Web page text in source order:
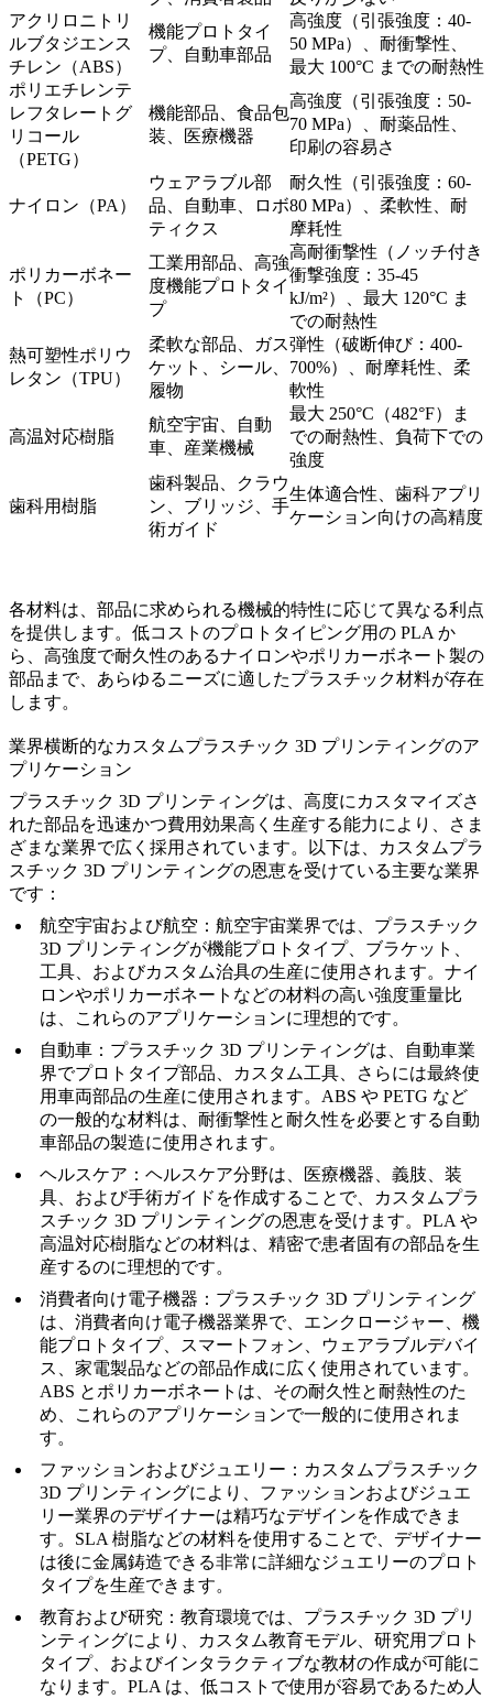
アクリロニトリ
ルブタジエンス
チレン（ABS）
機能プロトタイ
プ、自動車部品
高強度（引張強度：40-
50 MPa）、耐衝撃性、
最大 100°C までの耐熱性
ポリエチレンテ
レフタレートグ
リコール
（PETG）
機能部品、食品包
装、医療機器
高強度（引張強度：50-
70 MPa）、耐薬品性、
印刷の容易さ
ナイロン（PA）
ウェアラブル部
品、自動車、ロボ
ティクス
耐久性（引張強度：60-
80 MPa）、柔軟性、耐
摩耗性
ポリカーボネー
ト（PC）
工業用部品、高強
度機能プロトタイ
プ
高耐衝撃性（ノッチ付き
衝撃強度：35-45
kJ/m²）、最大 120°C ま
での耐熱性
熱可塑性ポリウ
レタン（TPU）
柔軟な部品、ガス
ケット、シール、
履物
弾性（破断伸び：400-
700%）、耐摩耗性、柔
軟性
高温対応樹脂
航空宇宙、自動
車、産業機械
最大 250°C（482°F）ま
での耐熱性、負荷下での
強度
歯科用樹脂
歯科製品、クラウ
ン、ブリッジ、手
術ガイド
生体適合性、歯科アプリ
ケーション向けの高精度
各材料は、部品に求められる機械的特性に応じて異なる利点
を提供します。低コストのプロトタイピング用の PLA か
ら、高強度で耐久性のあるナイロンやポリカーボネート製の
部品まで、あらゆるニーズに適したプラスチック材料が存在
します。
業界横断的なカスタムプラスチック 3D プリンティングのア
プリケーション
プラスチック 3D プリンティングは、高度にカスタマイズさ
れた部品を迅速かつ費用効果高く生産する能力により、さま
ざまな業界で広く採用されています。以下は、カスタムプラ
スチック 3D プリンティングの恩恵を受けている主要な業界
です：
航空宇宙および航空 ：航空宇宙業界では、プラスチック
3D プリンティングが機能プロトタイプ、ブラケット、
工具、およびカスタム治具の生産に使用されます。ナイ
ロンやポリカーボネートなどの材料の高い強度重量比
は、これらのアプリケーションに理想的です。
自動車 ：プラスチック 3D プリンティングは、自動車業
界でプロトタイプ部品、カスタム工具、さらには最終使
用車両部品の生産に使用されます。ABS や PETG など
の一般的な材料は、耐衝撃性と耐久性を必要とする自動
車部品の製造に使用されます。
ヘルスケア ：ヘルスケア分野は、医療機器、義肢、装
具、および手術ガイドを作成することで、カスタムプラ
スチック 3D プリンティングの恩恵を受けます。PLA や
高温対応樹脂などの材料は、精密で患者固有の部品を生
産するのに理想的です。
消費者向け電子機器 ：プラスチック 3D プリンティング
は、消費者向け電子機器業界で、エンクロージャー、機
能プロトタイプ、スマートフォン、ウェアラブルデバイ
ス、家電製品などの部品作成に広く使用されています。
ABS とポリカーボネートは、その耐久性と耐熱性のた
め、これらのアプリケーションで一般的に使用されま
す。
ファッションおよびジュエリー ：カスタムプラスチック
3D プリンティングにより、ファッションおよびジュエ
リー業界のデザイナーは精巧なデザインを作成できま
す。SLA 樹脂などの材料を使用することで、デザイナー
は後に金属鋳造できる非常に詳細なジュエリーのプロト
タイプを生産できます。
教育および研究 ：教育環境では、プラスチック 3D プリ
ンティングにより、カスタム教育モデル、研究用プロト
タイプ、およびインタラクティブな教材の作成が可能に
なります。PLA は、低コストで使用が容易であるため人